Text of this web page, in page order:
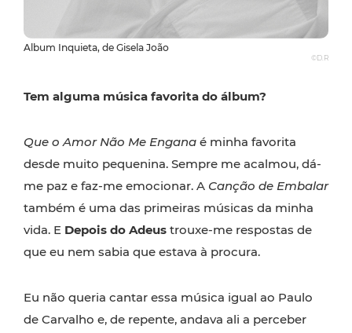
Album Inquieta, de Gisela João
©D.R
Tem alguma música favorita do álbum?
Que o Amor Não Me Engana é minha favorita
desde muito pequenina. Sempre me acalmou, dá-
me paz e faz-me emocionar. A Canção de Embalar
também é uma das primeiras músicas da minha
vida. E Depois do Adeus trouxe-me respostas de
que eu nem sabia que estava à procura.
Eu não queria cantar essa música igual ao Paulo
de Carvalho e, de repente, andava ali a perceber